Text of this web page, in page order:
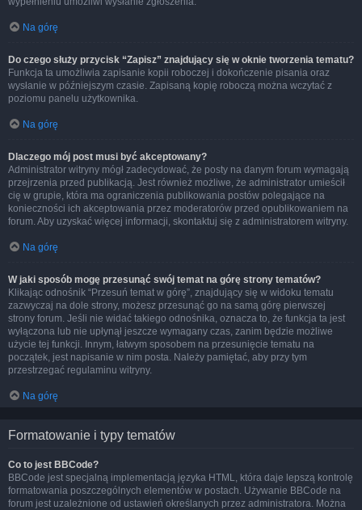
Na górę
Do czego służy przycisk “Zapisz” znajdujący się w oknie tworzenia tematu?
Funkcja ta umożliwia zapisanie kopii roboczej i dokończenie pisania oraz
wysłanie w późniejszym czasie. Zapisaną kopię roboczą można wczytać z
poziomu panelu użytkownika.
Na górę
Dlaczego mój post musi być akceptowany?
Administrator witryny mógł zadecydować, że posty na danym forum wymagają
przejrzenia przed publikacją. Jest również możliwe, że administrator umieścił
cię w grupie, która ma ograniczenia publikowania postów polegające na
konieczności ich akceptowania przez moderatorów przed opublikowaniem na
forum. Aby uzyskać więcej informacji, skontaktuj się z administratorem witryny.
Na górę
W jaki sposób mogę przesunąć swój temat na górę strony tematów?
Klikając odnośnik “Przesuń temat w górę”, znajdujący się w widoku tematu
zazwyczaj na dole strony, możesz przesunąć go na samą górę pierwszej
strony forum. Jeśli nie widać takiego odnośnika, oznacza to, że funkcja ta jest
wyłączona lub nie upłynął jeszcze wymagany czas, zanim będzie możliwe
użycie tej funkcji. Innym, łatwym sposobem na przesunięcie tematu na
początek, jest napisanie w nim posta. Należy pamiętać, aby przy tym
przestrzegać regulaminu witryny.
Na górę
Formatowanie i typy tematów
Co to jest BBCode?
BBCode jest specjalną implementacją języka HTML, która daje lepszą kontrolę
formatowania poszczególnych elementów w postach. Używanie BBCode na
forum jest uzależnione od ustawień określanych przez administratora. Można